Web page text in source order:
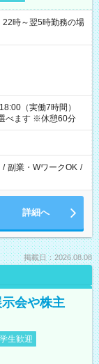
時～翌5時勤務の場
（実働7時間）
べます ※休憩60分
/ 副業・WワークOK /
詳細へ
掲載日：2026.08.08
会や株主
生歓迎